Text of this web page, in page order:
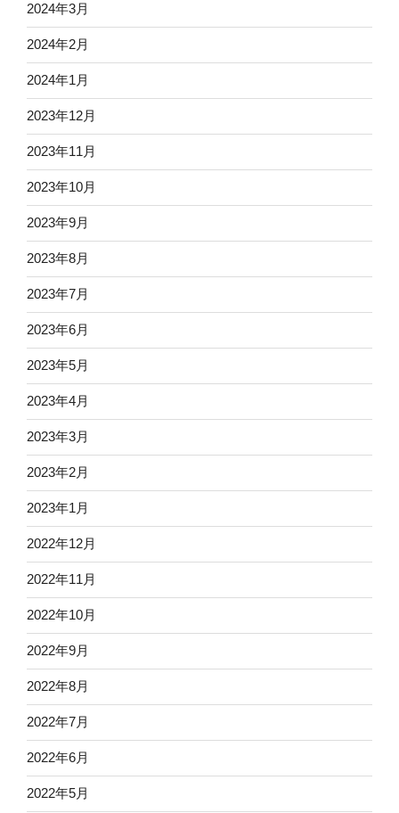
2024年3月
2024年2月
2024年1月
2023年12月
2023年11月
2023年10月
2023年9月
2023年8月
2023年7月
2023年6月
2023年5月
2023年4月
2023年3月
2023年2月
2023年1月
2022年12月
2022年11月
2022年10月
2022年9月
2022年8月
2022年7月
2022年6月
2022年5月